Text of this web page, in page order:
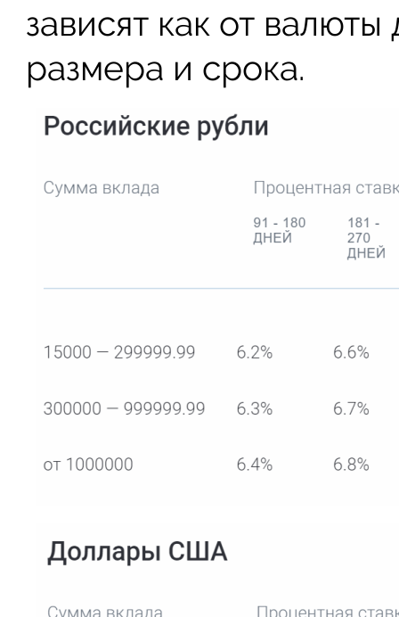
зависят как от валюты
размера и срока.